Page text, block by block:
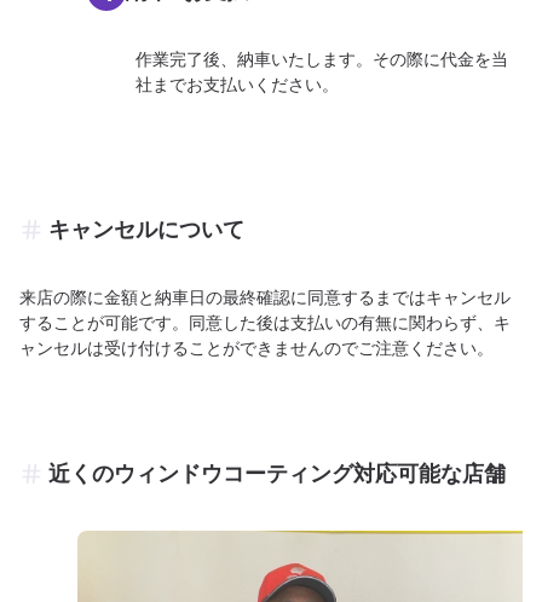
作業完了後、納車いたします。その際に代金を当
社までお支払いください。
キャンセルについて
来店の際に金額と納車日の最終確認に同意するまではキャンセル
することが可能です。同意した後は支払いの有無に関わらず、キ
ャンセルは受け付けることができませんのでご注意ください。
近くのウィンドウコーティング対応可能な店舗